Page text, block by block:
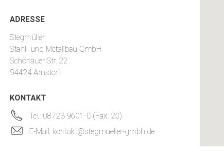
ADRESSE
Stegmüller
Stahl- und Metallbau GmbH
Schönauer Str. 22
94424 Arnstorf
KONTAKT
Tel.: 08723 9601-0 (Fax: 20)
E-Mail: kontakt@stegmueller-gmbh.de